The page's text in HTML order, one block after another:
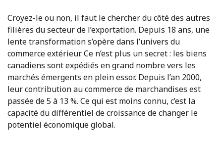
Croyez-le ou non, il faut le chercher du côté des autres
filières du secteur de l’exportation. Depuis 18 ans, une
lente transformation s’opère dans l’univers du
commerce extérieur. Ce n’est plus un secret : les biens
canadiens sont expédiés en grand nombre vers les
marchés émergents en plein essor. Depuis l’an 2000,
leur contribution au commerce de marchandises est
passée de 5 à 13 %. Ce qui est moins connu, c’est la
capacité du différentiel de croissance de changer le
potentiel économique global.